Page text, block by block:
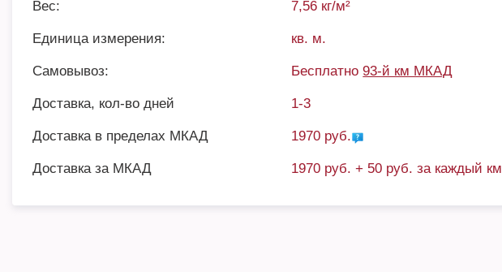
Вес: 7,56 кг/м²
Единица измерения: кв. м.
Самовывоз: Бесплатно93-й км МКАД
Доставка, кол-во дней 1-3
Доставка в пределах МКАД 1970 руб.
Доставка за МКАД 1970 руб. + 50 руб. за каждый км